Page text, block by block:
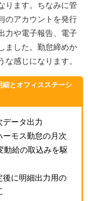
ります。ちなみに管
のアカウントを発行
力や電子報告、電子
ました。勤怠締めか
な感じになります。
細とオフィスステーシ
ータ出力
モス勤怠の月次
動給の取込みを駆
に明細出力用の